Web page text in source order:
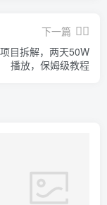
下一篇
目拆解，两天50W
播放，保姆级教程